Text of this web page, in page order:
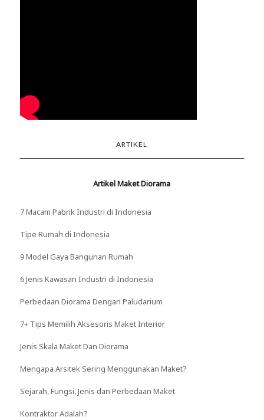
ARTIKEL
Artikel Maket Diorama
7 Macam Pabrik Industri di Indonesia
Tipe Rumah di Indonesia
9 Model Gaya Bangunan Rumah
6 Jenis Kawasan Industri di Indonesia
Perbedaan Diorama Dengan Paludarium
7+ Tips Memilih Aksesoris Maket Interior
Jenis Skala Maket Dan Diorama
Mengapa Arsitek Sering Menggunakan Maket?
Sejarah, Fungsi, Jenis dan Perbedaan Maket
Kontraktor Adalah?